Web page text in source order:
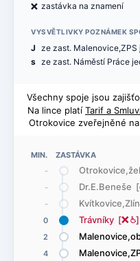
MIN. ZASTÁVKA
-
- Dr.E.Beneše [
-
0 Trávníky [ë@]
2
4
ë zastávka na znamení
VYSVĚTLIVKY POZNÁMEK
J ze zast.
s ze zast. Náměstí Práce
Všechny spoje jsou
Na lince platí Tarif a
Otrokovice zveřejněné